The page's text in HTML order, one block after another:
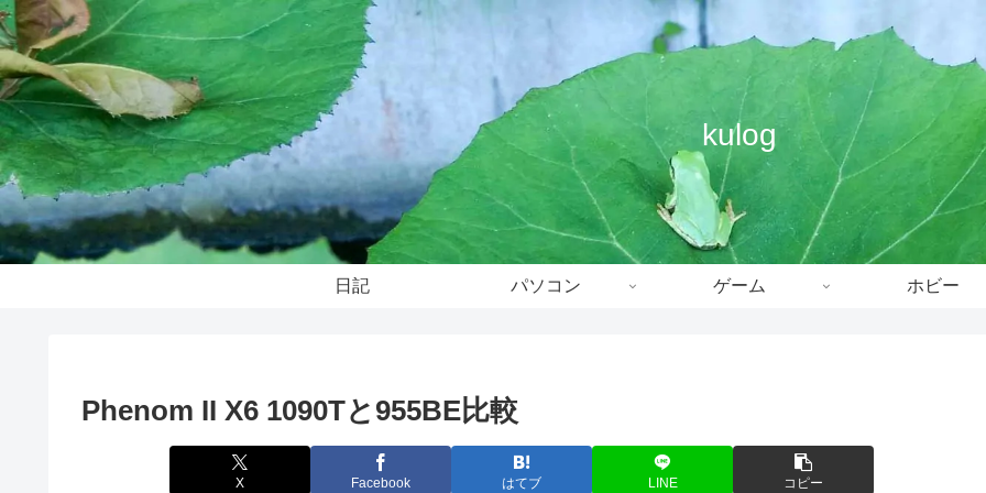
kulog
日記 パソコン ゲーム ホビー
Phenom II X6 1090Tと955BE比較
X Facebook はてブ LINE コピー